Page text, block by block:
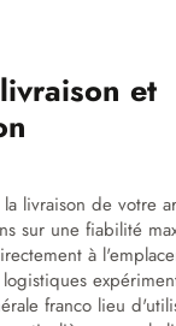
et
livraison de votre
sur une fiabilité
à
franco lieu